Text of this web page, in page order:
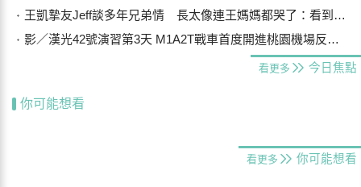
王凱摯友Jeff談多年兄弟情 長太像連王媽媽都哭了：看到他想到兒子
影／漢光42號演習第3天 M1A2T戰車首度開進桃園機場反機降
看更多 今日焦點
你可能想看
看更多 你可能想看